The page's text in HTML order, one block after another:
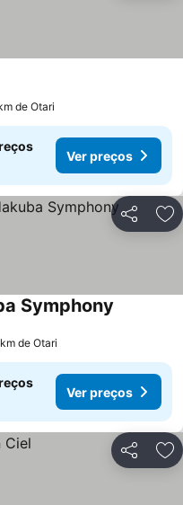
de Otari
Ver preços
Partilhar
Symphony
de Otari
Ver preços
Partilhar